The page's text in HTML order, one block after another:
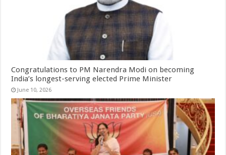
Congratulations to PM Narendra Modi on becoming
India’s longest-serving elected Prime Minister
June 10, 2026